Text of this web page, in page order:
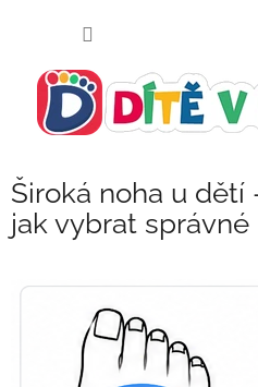
Široká noha u dětí
jak vybrat